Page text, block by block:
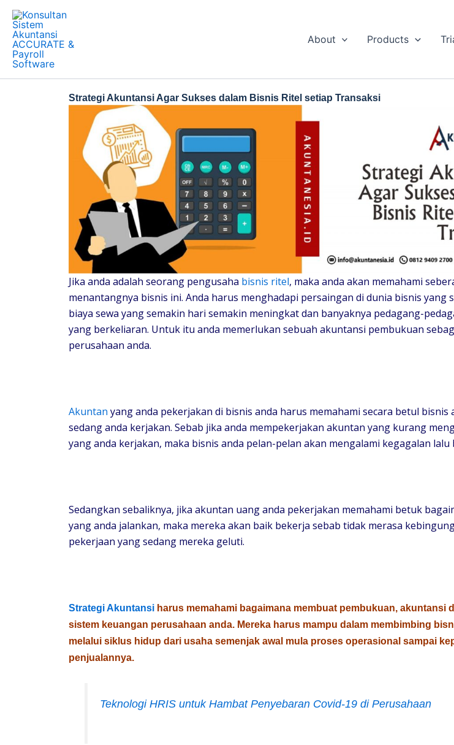
Skip
content
About Products
Strategi Akuntansi Agar Sukses dalam Bisnis Ritel setiap Transaksi
Jika anda adalah seorang pengusaha bisnis ritel, maka anda akan memahami
menantangnya bisnis ini. Anda harus menghadapi persaingan di dunia bisnis yang
biaya sewa yang semakin hari semakin meningkat dan banyaknya pedagang-
yang berkeliaran. Untuk itu anda memerlukan sebuah akuntansi pembukuan
perusahaan anda.
Akuntan yang anda pekerjakan di bisnis anda harus memahami secara betul bisnis
sedang anda kerjakan. Sebab jika anda mempekerjakan akuntan yang kurang
yang anda kerjakan, maka bisnis anda pelan-pelan akan mengalami kegagalan
Sedangkan sebaliknya, jika akuntan uang anda pekerjakan memahami betuk
yang anda jalankan, maka mereka akan baik bekerja sebab tidak merasa
pekerjaan yang sedang mereka geluti.
Strategi Akuntansi harus memahami bagaimana membuat pembukuan, akuntansi
sistem keuangan perusahaan anda. Mereka harus mampu dalam membimbing
melalui siklus hidup dari usaha semenjak awal mula proses operasional sampai
penjualannya.
Teknologi HRIS untuk Hambat Penyebaran Covid-19 di Perusahaan